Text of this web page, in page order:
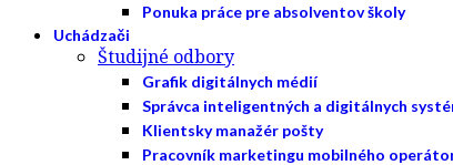
Ponuka práce pre absolventov školy
Uchádzači
Študijné odbory
Grafik digitálnych médií
Správca inteligentných a digitálnych
Klientsky manažér pošty
Pracovník marketingu mobilného